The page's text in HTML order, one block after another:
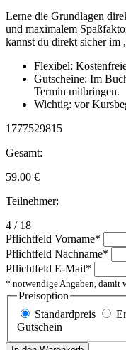
Lerne die Grundlagen
und maximalem
kannst du direkt sicher im
Flexibel:
Gutscheine: Im
Termin mitbringen.
Wichtig: vor
1777529815
Gesamt:
59.00 €
Teilnehmer:
4 / 18
Pflichtfeld Vorname*
Pflichtfeld Nachname*
Pflichtfeld E-Mail*
* notwendige Angaben, damit
Preisoption
Standardpreis
Gutschein